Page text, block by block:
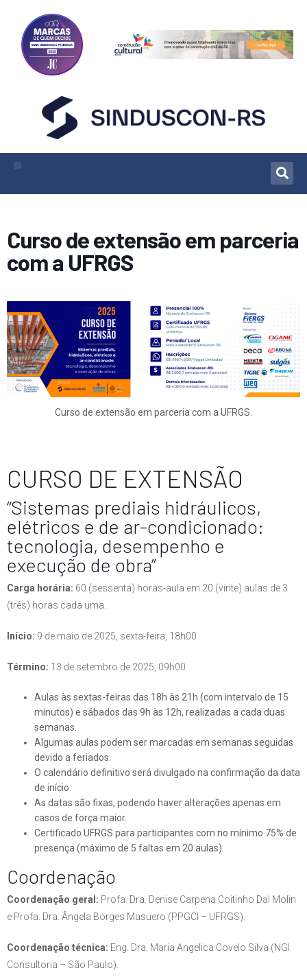
Curso de extensão em parceria
com a UFRGS
Curso de extensão em parceria com a UFRGS.
CURSO DE EXTENSÃO
“Sistemas prediais hidráulicos,
elétricos e de ar-condicionado:
tecnologia, desempenho e
execução de obra”
Carga horária: 60 (sessenta) horas-aula em 20 (vinte) aulas de 3
(três) horas cada uma.
Início: 9 de maio de 2025, sexta-feira, 18h00
Término: 13 de setembro de 2025, 09h00
Aulas às sextas-feiras das 18h às 21h (com intervalo de 15
minutos) e sábados das 9h às 12h, realizadas a cada duas
semanas.
Algumas aulas podem ser marcadas em semanas seguidas
devido a feriados.
O calendário definitivo será divulgado na confirmação da data
de início.
As datas são fixas, podendo haver alterações apenas em
casos de força maior.
Certificado UFRGS para participantes com no mínimo 75% de
presença (máximo de 5 faltas em 20 aulas).
Coordenação
Coordenação geral: Profa. Dra. Denise Carpena Coitinho Dal Molin
e Profa. Dra. Ângela Borges Masuero (PPGCI – UFRGS).
Coordenação técnica: Eng. Dra. Maria Angelica Covelo Silva (NGI
Consultoria – São Paulo).